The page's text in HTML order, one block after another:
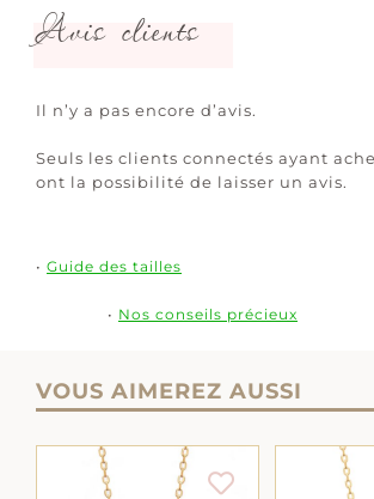
Avis clients
Il n’y a pas encore d’avis.
Seuls les clients connectés ayant
ont la possibilité de laisser un avis.
• Guide des tailles
• Nos conseils précieux
VOUS AIMEREZ AUSSI